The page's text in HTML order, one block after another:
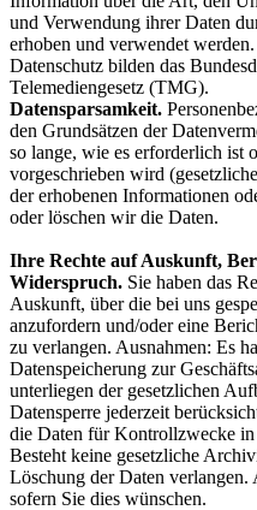
und Verwendung ihrer Daten
erhoben und verwendet
Datenschutz bilden das
Telemediengesetz (TMG).
Datensparsamkeit.
den Grundsätzen der
so lange, wie es erforderlich ist
vorgeschrieben wird
der erhobenen Informationen
oder löschen wir die Daten.
Ihre Rechte auf Auskunft,
Widerspruch. Sie haben das
Auskunft, über die bei uns
anzufordern und/oder eine
zu verlangen. Ausnahmen: Es
Datenspeicherung zur
unterliegen der gesetzlichen
Datensperre jederzeit
die Daten für Kontrollzwecke in
Besteht keine gesetzliche
Löschung der Daten
sofern Sie dies wünschen.